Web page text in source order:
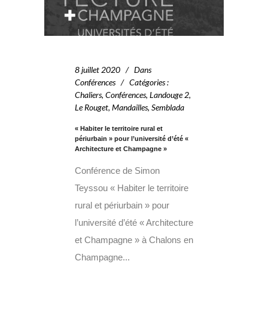
8 juillet 2020
Dans
Conférences
Catégories:
Chaliers, Conférences, Landouge 2,
Le Rouget, Mandailles, Semblada
« Habiter le territoire rural et
périurbain » pour l’université d’été «
Architecture et Champagne »
Conférence de Simon
Teyssou « Habiter le territoire
rural et périurbain » pour
l’université d’été « Architecture
et Champagne » à Chalons en
Champagne...